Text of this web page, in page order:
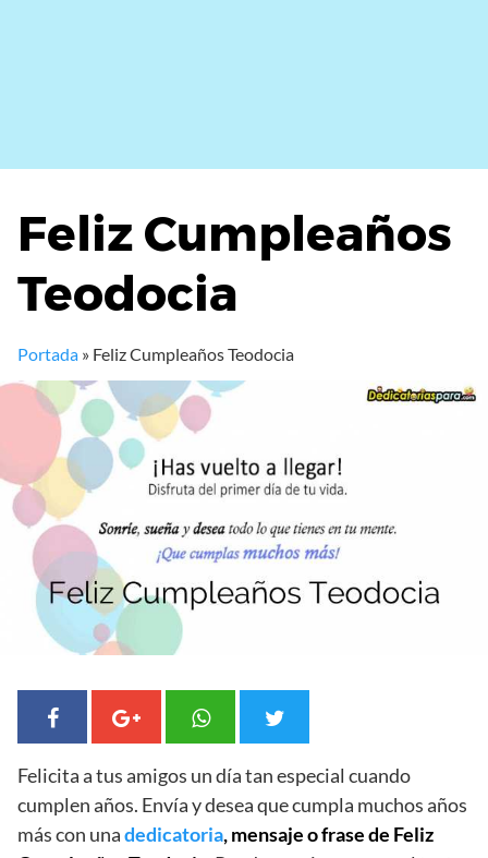
Feliz Cumpleaños
Teodocia
Portada » Feliz Cumpleaños Teodocia
Felicita a tus amigos un día tan especial cuando
cumplen años. Envía y desea que cumpla muchos años
más con unadedicatoria, mensaje o frase de Feliz